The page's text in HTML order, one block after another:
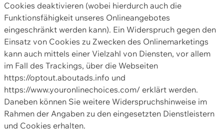
Cookies deaktivieren (wobei hierdurch auch die
Funktionsfähigkeit unseres Onlineangebotes
eingeschränkt werden kann). Ein Widerspruch gegen den
Einsatz von Cookies zu Zwecken des Onlinemarketings
kann auch mittels einer Vielzahl von Diensten, vor allem
im Fall des Trackings, über die Webseiten
https://optout.aboutads.info und
https://www.youronlinechoices.com/ erklärt werden.
Daneben können Sie weitere Widerspruchshinweise im
Rahmen der Angaben zu den eingesetzten Dienstleistern
und Cookies erhalten.